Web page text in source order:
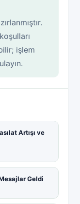
işlem
Artışı ve
Geldi